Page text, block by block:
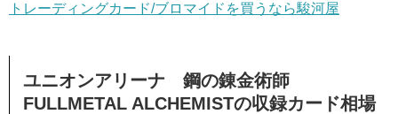
トレーディングカード/ブロマイドを買うなら駿河屋
ユニオンアリーナ 鋼の錬金術師
FULLMETAL ALCHEMISTの収録カード相場